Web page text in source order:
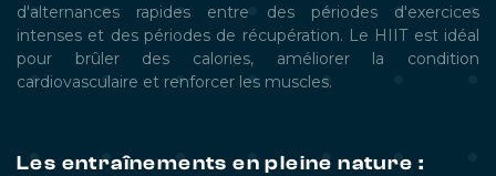
d'alternances rapides entre des périodes d'exercices
intenses et des périodes de récupération. Le HIIT est idéal
pour brûler des calories, améliorer la condition
cardiovasculaire et renforcer les muscles.
Les entraînements en pleine nature :